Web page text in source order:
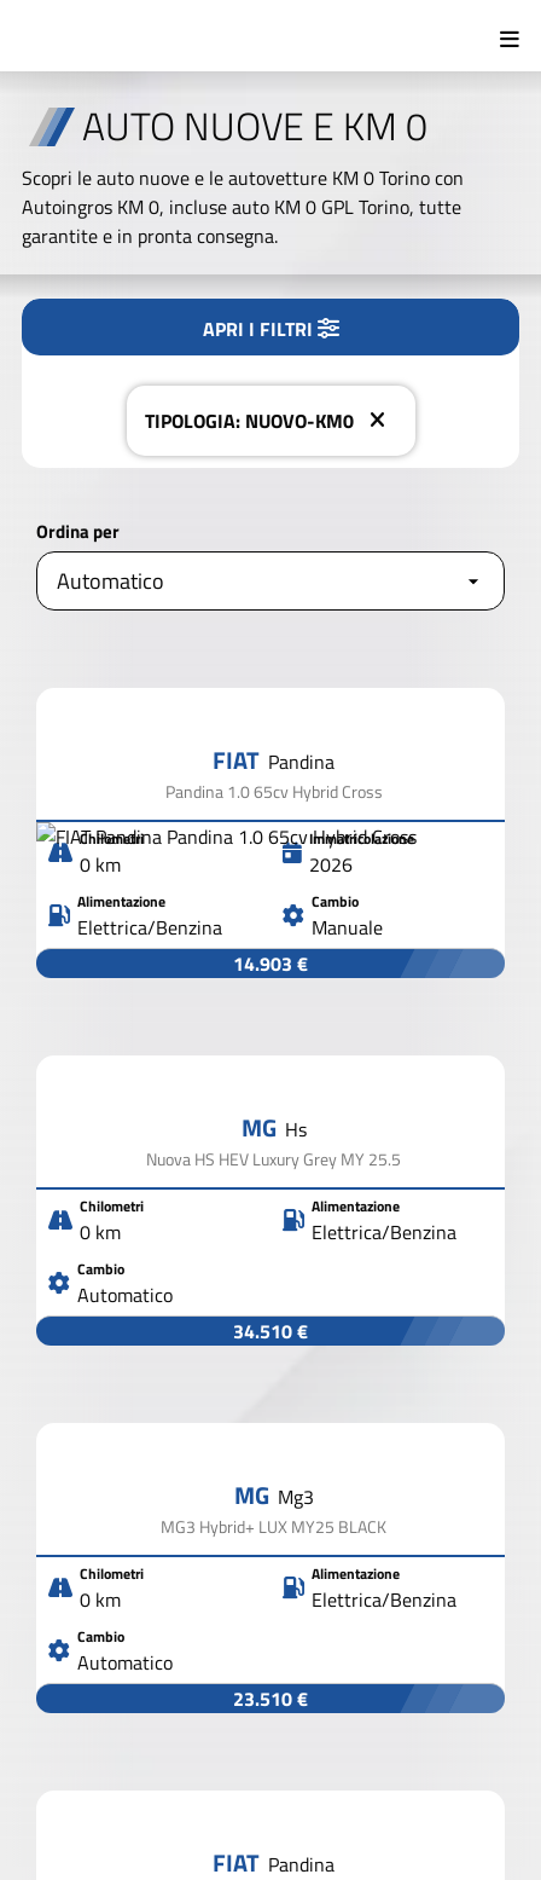
AUTO NUOVE E KM 0
Scopri le auto nuove e le autovetture KM 0 Torino con
Autoingros KM 0, incluse auto KM 0 GPL Torino, tutte
garantite e in pronta consegna.
APRI I FILTRI
CERCA NEL NOSTRO PARCO AUTO
TIPOLOGIA: NUOVO-KM0
Tipologia
Tutto Nuovo/KM0 Usato
Marca
Alimentazione
CHIUDI I FILTRI
Ordina per
FIAT Pandina
Pandina 1.0 65cv Hybrid Cross
Chilometri
0 km
Immatricolazione
2026
Alimentazione
Elettrica/Benzina
Cambio
Manuale
14.903 €
MG Hs
Nuova HS HEV Luxury Grey MY 25.5
Chilometri
0 km
Alimentazione
Elettrica/Benzina
Cambio
Automatico
34.510 €
MG Mg3
MG3 Hybrid+ LUX MY25 BLACK
Chilometri
0 km
Alimentazione
Elettrica/Benzina
Cambio
Automatico
23.510 €
FIAT Pandina